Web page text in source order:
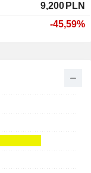
9,200 PLN
-45,59%